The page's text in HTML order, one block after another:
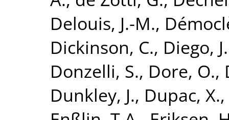
Delouis, J.-M.,
Dickinson, C., Diego,
Donzelli, S., Dore, O.,
Dunkley, J., Dupac, X.,